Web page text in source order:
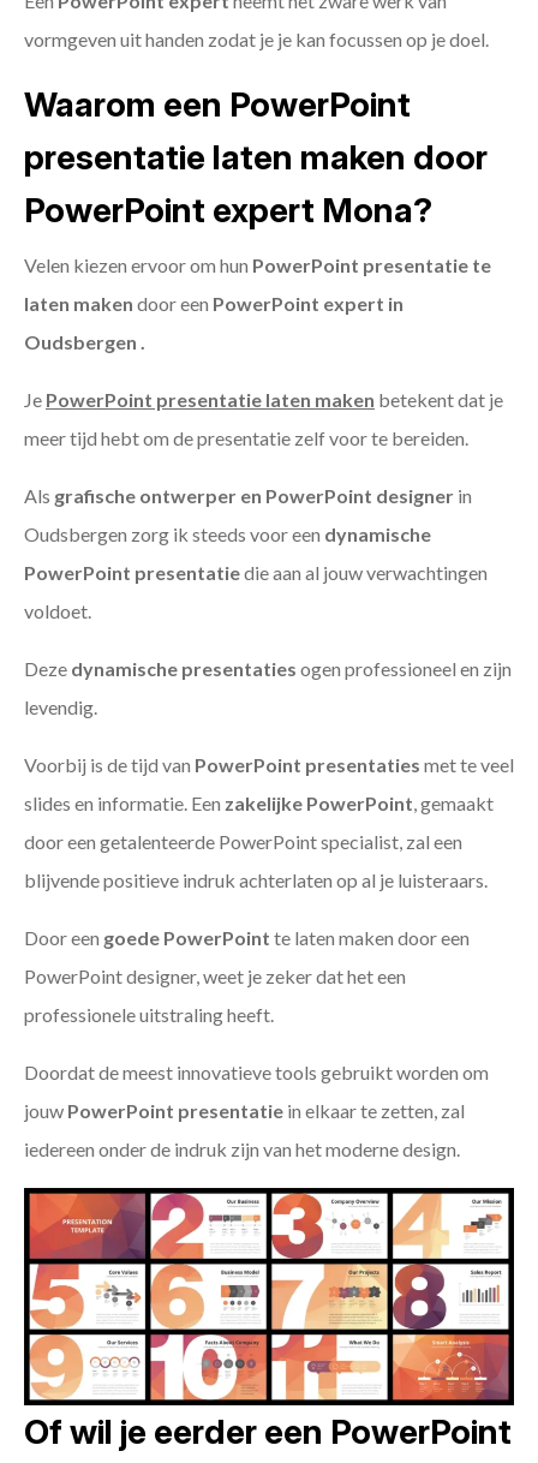
vormgeven uit handen zodat je je kan focussen op je doel.
Waarom een PowerPoint
presentatie laten maken door
PowerPoint expert Mona?
Velen kiezen ervoor om hun PowerPoint presentatie te
laten maken door een PowerPoint expert in
Oudsbergen .
Je PowerPoint presentatie laten maken betekent dat je
meer tijd hebt om de presentatie zelf voor te bereiden.
Als grafische ontwerper en PowerPoint designer in
Oudsbergen zorg ik steeds voor een dynamische
PowerPoint presentatiedie aan al jouw verwachtingen
voldoet.
Deze dynamische presentaties ogen professioneel en zijn
levendig.
Voorbij is de tijd van PowerPoint presentaties met te veel
slides en informatie. Een zakelijke PowerPoint, gemaakt
door een getalenteerde PowerPoint specialist, zal een
blijvende positieve indruk achterlaten op al je luisteraars.
Door een goede PowerPoint te laten maken door een
PowerPoint designer, weet je zeker dat het een
professionele uitstraling heeft.
Doordat de meest innovatieve tools gebruikt worden om
jouw PowerPoint presentatie in elkaar te zetten, zal
iedereen onder de indruk zijn van het moderne design.
Of wil je eerder een PowerPoint